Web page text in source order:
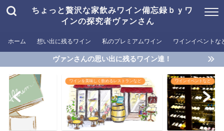
ちょっと贅沢な家飲みワイン備忘録ｂｙワ
インの探究者ヴァンさん
ホーム 想い出に残るワイン 私のプレミアムワイン ワインイベントな
ヴァンさんの思い出に残るワイン達！
く飲めるレストランなど ワインイベントなど おすすめワイン